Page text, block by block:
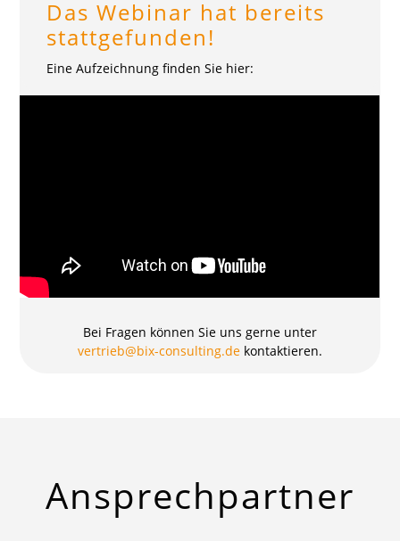
Das Webinar hat bereits
stattgefunden!
Eine Aufzeichnung finden Sie hier:
Bei Fragen können Sie uns gerne unter
vertrieb@bix-consulting.de kontaktieren.
Ansprech­partner